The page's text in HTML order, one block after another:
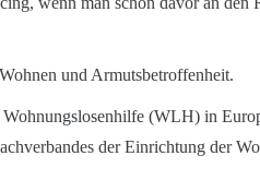
und Armutsbetroffenheit.
(WLH) in
der Einrichtung der